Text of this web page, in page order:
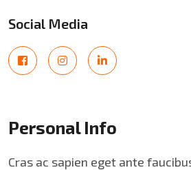
Social Media
Personal Info
Cras ac sapien eget ante